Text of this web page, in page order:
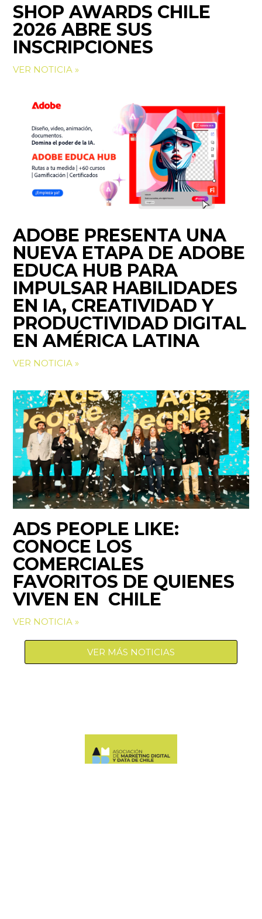
SHOP AWARDS CHILE
2026 ABRE SUS
INSCRIPCIONES
VER NOTICIA »
ADOBE PRESENTA UNA
NUEVA ETAPA DE ADOBE
EDUCA HUB PARA
IMPULSAR HABILIDADES
EN IA, CREATIVIDAD Y
PRODUCTIVIDAD DIGITAL
EN AMÉRICA LATINA
VER NOTICIA »
ADS PEOPLE LIKE:
CONOCE LOS
COMERCIALES
FAVORITOS DE QUIENES
VIVEN EN CHILE
VER NOTICIA »
VER MÁS NOTICIAS